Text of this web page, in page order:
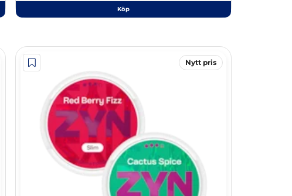
Köp
Nytt pris